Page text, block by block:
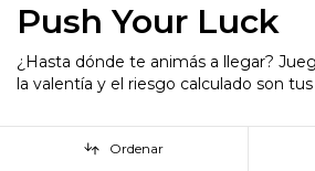
Push Your Luck
¿Hasta dónde te animás a llegar?
la valentía y el riesgo calculado son
Ordenar